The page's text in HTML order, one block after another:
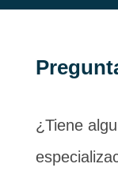
¿Tiene